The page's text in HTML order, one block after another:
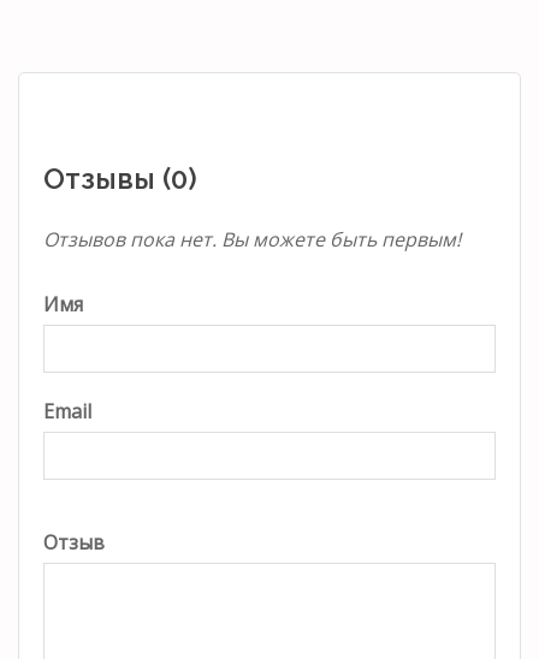
Отзывы (0)
Отзывов пока нет. Вы можете быть первым!
Имя
Email
Отзыв